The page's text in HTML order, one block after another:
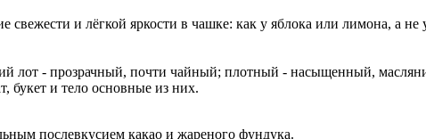
и лёгкой яркости в чашке: как у яблока или лимона, а
лот - прозрачный, почти чайный; плотный - насыщенный,
букет и тело основные из них.
послевкусием какао и жареного фундука.